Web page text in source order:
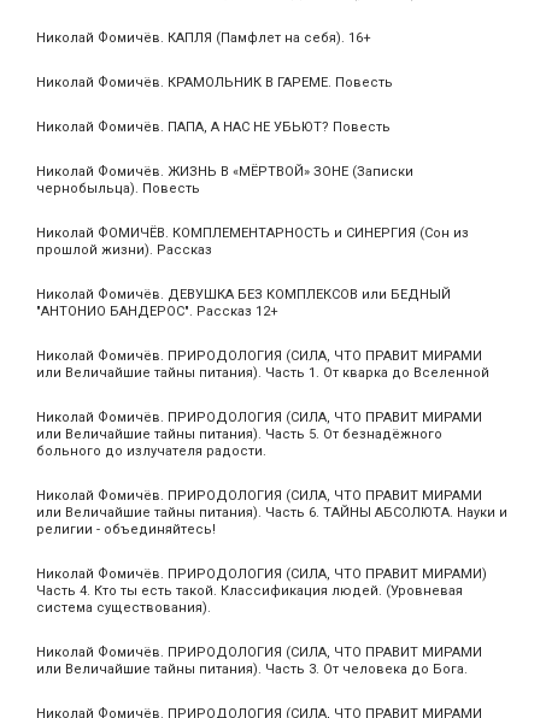
Николай Фомичёв. КАПЛЯ (Памфлет на себя). 16+
Николай Фомичёв. КРАМОЛЬНИК В ГАРЕМЕ. Повесть
Николай Фомичёв. ПАПА, А НАС НЕ УБЬЮТ? Повесть
Николай Фомичёв. ЖИЗНЬ В «МЁРТВОЙ» ЗОНЕ (Записки
чернобыльца). Повесть
Николай ФОМИЧЁВ. КОМПЛЕМЕНТАРНОСТЬ и СИНЕРГИЯ (Сон из
прошлой жизни). Рассказ
Николай Фомичёв. ДЕВУШКА БЕЗ КОМПЛЕКСОВ или БЕДНЫЙ
"АНТОНИО БАНДЕРОС". Рассказ 12+
Николай Фомичёв. ПРИРОДОЛОГИЯ (СИЛА, ЧТО ПРАВИТ МИРАМИ
или Величайшие тайны питания). Часть 1. От кварка до Вселенной
Николай Фомичёв. ПРИРОДОЛОГИЯ (СИЛА, ЧТО ПРАВИТ МИРАМИ
или Величайшие тайны питания). Часть 5. От безнадёжного
больного до излучателя радости.
Николай Фомичёв. ПРИРОДОЛОГИЯ (СИЛА, ЧТО ПРАВИТ МИРАМИ
или Величайшие тайны питания). Часть 6. ТАЙНЫ АБСОЛЮТА. Науки и
религии - объединяйтесь!
Николай Фомичёв. ПРИРОДОЛОГИЯ (СИЛА, ЧТО ПРАВИТ МИРАМИ)
Часть 4. Кто ты есть такой. Классификация людей. (Уровневая
система существования).
Николай Фомичёв. ПРИРОДОЛОГИЯ (СИЛА, ЧТО ПРАВИТ МИРАМИ
или Величайшие тайны питания). Часть 3. От человека до Бога.
Николай Фомичёв. ПРИРОДОЛОГИЯ (СИЛА, ЧТО ПРАВИТ МИРАМИ